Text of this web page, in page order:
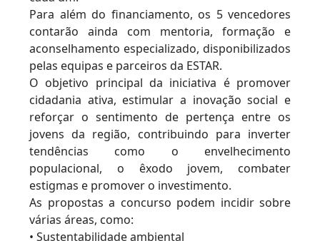
Para além do financiamento, os 5 vencedores
contarão ainda com mentoria, formação e
aconselhamento especializado, disponibilizados
pelas equipas e parceiros da ESTAR.
O objetivo principal da iniciativa é promover
cidadania ativa, estimular a inovação social e
reforçar o sentimento de pertença entre os
jovens da região, contribuindo para inverter
tendências como o envelhecimento
populacional, o êxodo jovem, combater
estigmas e promover o investimento.
As propostas a concurso podem incidir sobre
várias áreas, como:
• Sustentabilidade ambiental